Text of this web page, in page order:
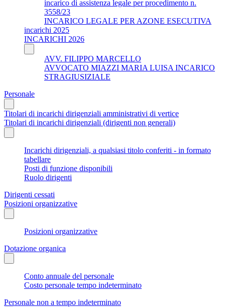
incarico di assistenza legale per procedimento n.
3558/23
INCARICO LEGALE PER AZONE ESECUTIVA
incarichi 2025
INCARICHI 2026
AVV. FILIPPO MARCELLO
AVVOCATO MIAZZI MARIA LUISA INCARICO
STRAGIUSIZIALE
Personale
Titolari di incarichi dirigenziali amministrativi di vertice
Titolari di incarichi dirigenziali (dirigenti non generali)
Incarichi dirigenziali, a qualsiasi titolo conferiti - in formato
tabellare
Posti di funzione disponibili
Ruolo dirigenti
Dirigenti cessati
Posizioni organizzative
Posizioni organizzative
Dotazione organica
Conto annuale del personale
Costo personale tempo indeterminato
Personale non a tempo indeterminato